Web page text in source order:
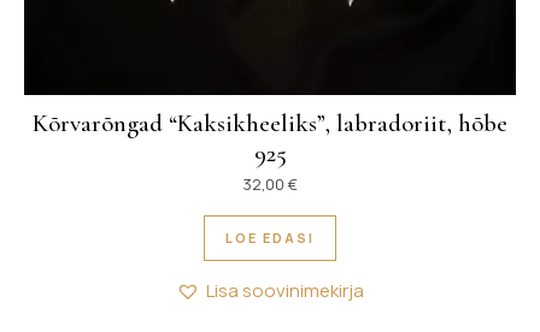
Kõrvarõngad “Kaksikheeliks”, labradoriit, hõbe
925
32,00 €
LOE EDASI
Lisa soovinimekirja